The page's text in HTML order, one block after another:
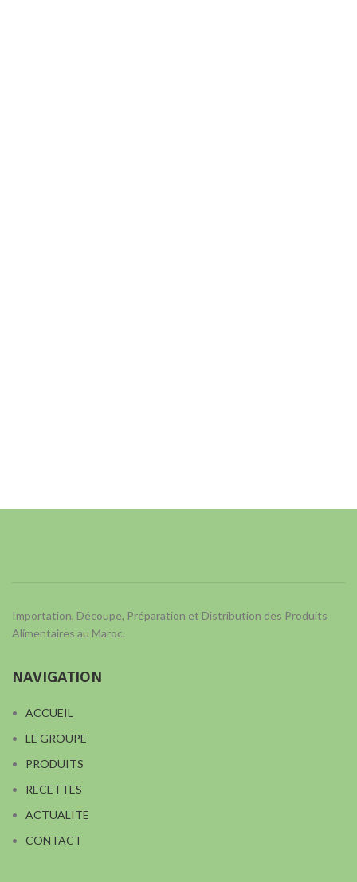
Importation, Découpe, Préparation et Distribution des Produits
Alimentaires au Maroc.
NAVIGATION
ACCUEIL
LE GROUPE
PRODUITS
RECETTES
ACTUALITE
CONTACT